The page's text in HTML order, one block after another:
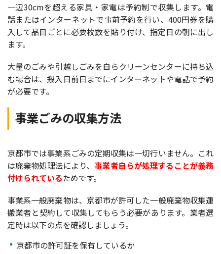
一辺30cmを超える家具・家電は予約制で収集します。電
話またはインターネットで事前予約を行い、400円券を購
入して品目ごとに必要枚数を貼り付け、指定日の朝に出し
ます。
大量のごみや引越しごみを自らクリーンセンターに持ち込
む場合は、搬入日前日までにインターネットや電話で予約
が必要です。
事業ごみの収集方法
京都市では事業系ごみの定期収集は一切行いません。これ
は廃棄物処理法により、事業者自らが処理することが義務
付けられているためです。
事業系一般廃棄物は、京都市が許可した一般廃棄物収集運
搬業者と契約して収集してもらう必要があります。業者選
定時は以下の点を確認しましょう。
京都市の許可証を保有しているか